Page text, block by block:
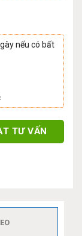
nếu có bất
TƯ VẤN